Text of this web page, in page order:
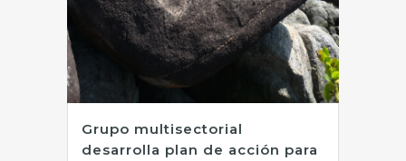
Grupo multisectorial
desarrolla plan de acción para